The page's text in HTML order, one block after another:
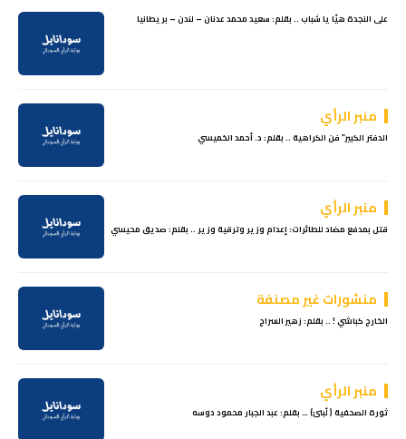
على النجدة هيّا يا شباب .. بقلم: سعيد محمد عدنان – لندن – بريطانيا
منبر الرأي
الدفتر الكبير” فن الكراهية .. بقلم: د. أحمد الخميسي
منبر الرأي
قتل بمدفع مضاد للطائرات: إعدام وزير وترقية وزير .. بقلم: صديق محيسي
منشورات غير مصنفة
الخارج كباشي ! .. بقلم: زهير السراج
منبر الرأي
ثورة الصحفية ( لُبنىَ) … بقلم: عبد الجبار محمود دوسه